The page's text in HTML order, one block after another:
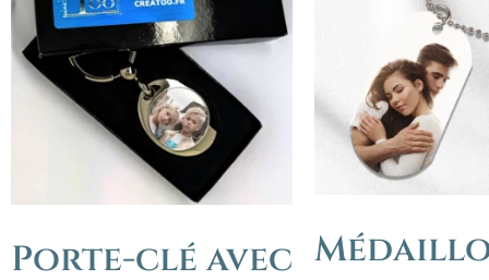
Porte-clé avec